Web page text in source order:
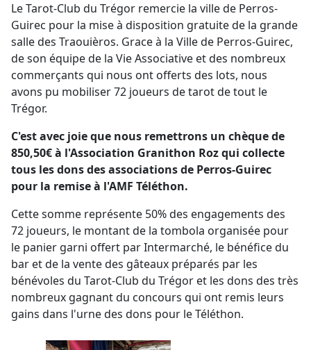
Le Tarot-Club du Trégor remercie la ville de Perros-
Guirec pour la mise à disposition gratuite de la grande
salle des Traouièros. Grace à la Ville de Perros-Guirec,
de son équipe de la Vie Associative et des nombreux
commerçants qui nous ont offerts des lots, nous
avons pu mobiliser 72 joueurs de tarot de tout le
Trégor.
C'est avec joie que nous remettrons un chèque de
850,50€ à l'Association Granithon Roz qui collecte
tous les dons des associations de Perros-Guirec
pour la remise à l'AMF Téléthon.
Cette somme représente 50% des engagements des
72 joueurs, le montant de la tombola organisée pour
le panier garni offert par Intermarché, le bénéfice du
bar et de la vente des gâteaux préparés par les
bénévoles du Tarot-Club du Trégor et les dons des très
nombreux gagnant du concours qui ont remis leurs
gains dans l'urne des dons pour le Téléthon.